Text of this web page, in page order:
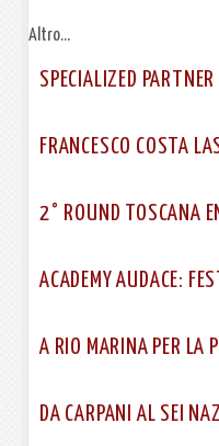
Altro...
SPECIALIZED
FRANCESCO COSTA
2° ROUND TOSCANA
ACADEMY AUDACE:
A RIO MARINA PER LA
DA CARPANI AL SEI